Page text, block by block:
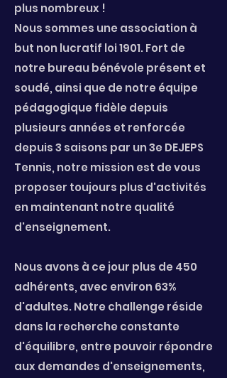
plus nombreux !
Nous sommes une association à
but non lucratif loi 1901. Fort de
notre bureau bénévole présent et
soudé, ainsi que de notre équipe
pédagogique fidèle depuis
plusieurs années et renforcée
depuis 3 saisons par un 3e DEJEPS
Tennis, notre mission est de vous
proposer toujours plus d'activités
en maintenant notre qualité
d'enseignement.
Nous avons à ce jour plus de 450
adhérents, avec environ 63%
d'adultes. Notre challenge réside
dans la recherche constante
d'équilibre, entre pouvoir répondre
aux demandes d'enseignements,